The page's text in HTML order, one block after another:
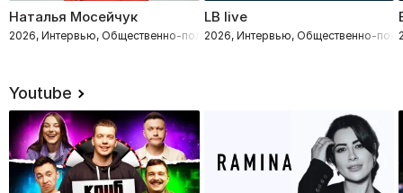
Наталья Мосейчук
2026, Интервью, Общественно-политическое
LB live
2026, Интервью, Общественно-
Youtube